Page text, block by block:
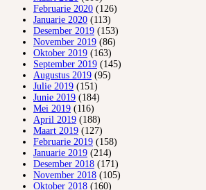
Februarie 2020 (126)
Januarie 2020 (113)
Desember 2019 (153)
November 2019 (86)
Oktober 2019 (163)
September 2019 (145)
Augustus 2019 (95)
Julie 2019 (151)
Junie 2019 (184)
Mei 2019 (116)
April 2019 (188)
Maart 2019 (127)
Februarie 2019 (158)
Januarie 2019 (214)
Desember 2018 (171)
November 2018 (105)
Oktober 2018 (160)